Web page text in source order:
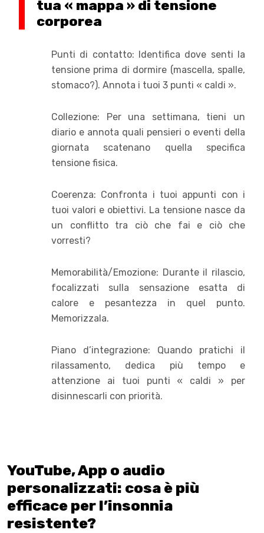
tua « mappa » di tensione
corporea
Punti di contatto: Identifica dove senti la
tensione prima di dormire (mascella, spalle,
stomaco?). Annota i tuoi 3 punti « caldi ».
Collezione: Per una settimana, tieni un
diario e annota quali pensieri o eventi della
giornata scatenano quella specifica
tensione fisica.
Coerenza: Confronta i tuoi appunti con i
tuoi valori e obiettivi. La tensione nasce da
un conflitto tra ciò che fai e ciò che
vorresti?
Memorabilità/Emozione: Durante il rilascio,
focalizzati sulla sensazione esatta di
calore e pesantezza in quel punto.
Memorizzala.
Piano d’integrazione: Quando pratichi il
rilassamento, dedica più tempo e
attenzione ai tuoi punti « caldi » per
disinnescarli con priorità.
YouTube, App o audio
personalizzati: cosa è più
efficace per l’insonnia
resistente?